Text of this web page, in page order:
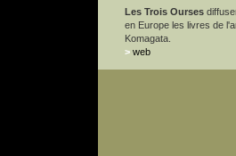
Les Trois Ourses
en Europe les livres de
Komagata.
> web